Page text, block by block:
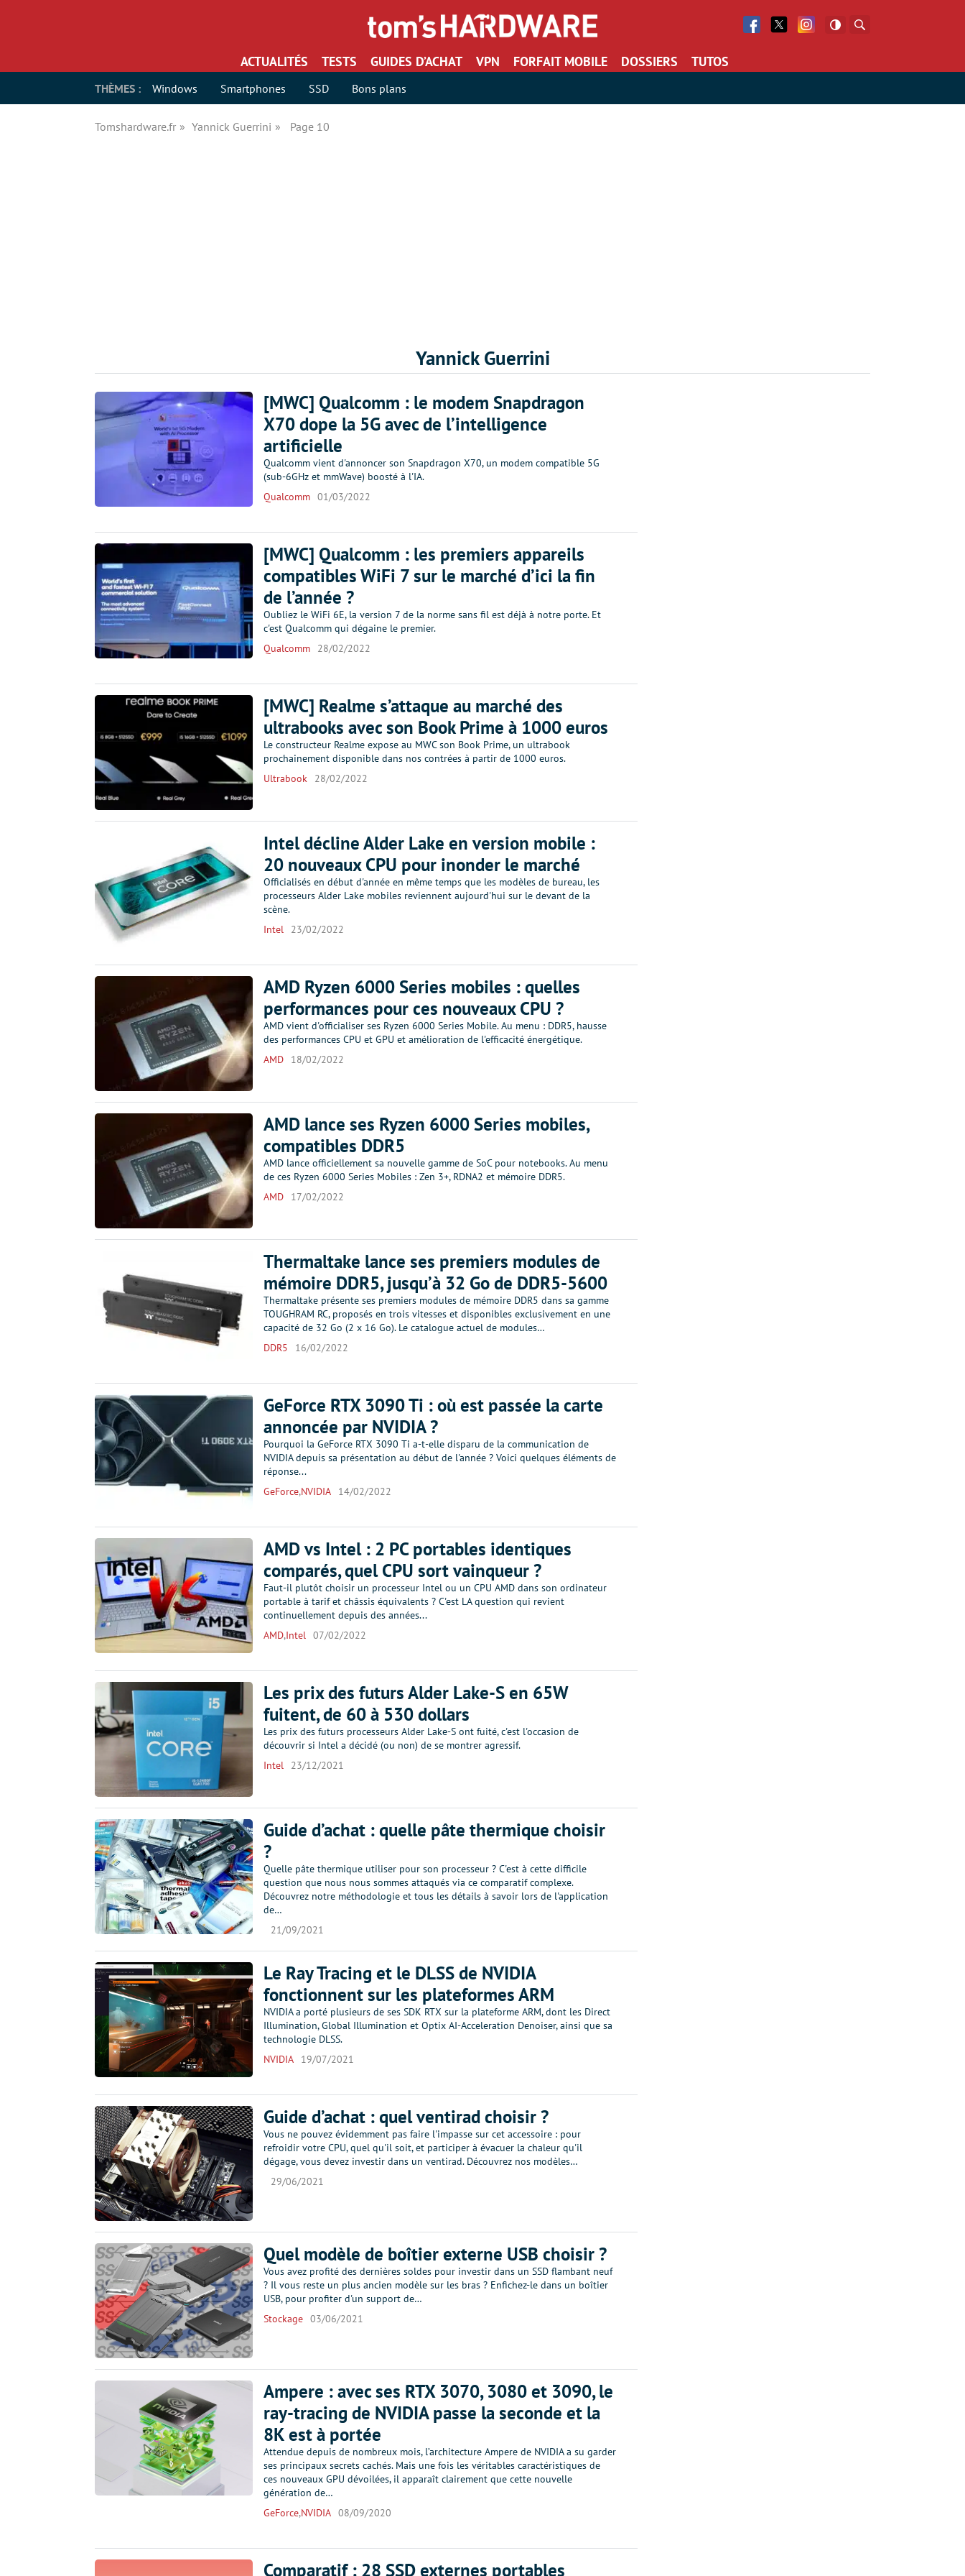
Facebook
Twitter Facebook
ACTUALITÉS TESTS GUIDES D’ACHAT VPN FORFAIT MOBILE DOSSIERS TUTOS
THÈMES : Windows Smartphones SSD Bons plans
Tomshardware.fr Yannick Guerrini Page 10
Yannick Guerrini
[MWC] Qualcomm : le modem Snapdragon
X70 dope la 5G avec de l’intelligence
artificielle
Qualcomm vient d'annoncer son Snapdragon X70, un modem compatible 5G
(sub-6GHz et mmWave) boosté à l'IA.
Qualcomm 01/03/2022
[MWC] Qualcomm : les premiers appareils
compatibles WiFi 7 sur le marché d’ici la fin
de l’année ?
Oubliez le WiFi 6E, la version 7 de la norme sans fil est déjà à notre porte. Et
c'est Qualcomm qui dégaine le premier.
Qualcomm
28/02/2022
[MWC] Realme s’attaque au marché des
ultrabooks avec son Book Prime à 1000 euros
Le constructeur Realme expose au MWC son Book Prime, un ultrabook
prochainement disponible dans nos contrées à partir de 1000 euros.
Ultrabook
28/02/2022
Intel décline Alder Lake en version mobile :
20 nouveaux CPU pour inonder le marché
Officialisés en début d'année en même temps que les modèles de bureau, les
processeurs Alder Lake mobiles reviennent aujourd'hui sur le devant de la
scène.
Intel
23/02/2022
AMD Ryzen 6000 Series mobiles : quelles
performances pour ces nouveaux CPU ?
AMD vient d'officialiser ses Ryzen 6000 Series Mobile. Au menu : DDR5, hausse
des performances CPU et GPU et amélioration de l'efficacité énergétique.
AMD
18/02/2022
AMD lance ses Ryzen 6000 Series mobiles,
compatibles DDR5
AMD lance officiellement sa nouvelle gamme de SoC pour notebooks. Au menu
de ces Ryzen 6000 Series Mobiles : Zen 3+, RDNA2 et mémoire DDR5.
AMD
17/02/2022
Thermaltake lance ses premiers modules de
mémoire DDR5, jusqu’à 32 Go de DDR5-5600
Thermaltake présente ses premiers modules de mémoire DDR5 dans sa gamme
TOUGHRAM RC, proposés en trois vitesses et disponibles exclusivement en une
capacité de 32 Go (2 x 16 Go). Le catalogue actuel de modules…
DDR5
16/02/2022
GeForce RTX 3090 Ti : où est passée la carte
annoncée par NVIDIA ?
Pourquoi la GeForce RTX 3090 Ti a-t-elle disparu de la communication de
NVIDIA depuis sa présentation au début de l'année ? Voici quelques éléments de
réponse...
GeForce,NVIDIA 14/02/2022
AMD vs Intel : 2 PC portables identiques
comparés, quel CPU sort vainqueur ?
Faut-il plutôt choisir un processeur Intel ou un CPU AMD dans son ordinateur
portable à tarif et châssis équivalents ? C'est LA question qui revient
continuellement depuis des années...
AMD,Intel 07/02/2022
Les prix des futurs Alder Lake-S en 65W
fuitent, de 60 à 530 dollars
Les prix des futurs processeurs Alder Lake-S ont fuité, c'est l'occasion de
découvrir si Intel a décidé (ou non) de se montrer agressif.
Intel
23/12/2021
Guide d’achat : quelle pâte thermique choisir
?
Quelle pâte thermique utiliser pour son processeur ? C'est à cette difficile
question que nous nous sommes attaqués via ce comparatif complexe.
Découvrez notre méthodologie et tous les détails à savoir lors de l'application
de…
21/09/2021
Le Ray Tracing et le DLSS de NVIDIA
fonctionnent sur les plateformes ARM
NVIDIA a porté plusieurs de ses SDK RTX sur la plateforme ARM, dont les Direct
Illumination, Global Illumination et Optix AI-Acceleration Denoiser, ainsi que sa
technologie DLSS.
NVIDIA
19/07/2021
Guide d’achat : quel ventirad choisir ?
Vous ne pouvez évidemment pas faire l'impasse sur cet accessoire : pour
refroidir votre CPU, quel qu'il soit, et participer à évacuer la chaleur qu'il
dégage, vous devez investir dans un ventirad. Découvrez nos modèles…
29/06/2021
Quel modèle de boîtier externe USB choisir ?
Vous avez profité des dernières soldes pour investir dans un SSD flambant neuf
? Il vous reste un plus ancien modèle sur les bras ? Enfichez-le dans un boîtier
USB, pour profiter d'un support de…
Stockage 03/06/2021
Ampere : avec ses RTX 3070, 3080 et 3090, le
ray-tracing de NVIDIA passe la seconde et la
8K est à portée
Attendue depuis de nombreux mois, l’architecture Ampere de NVIDIA a su garder
ses principaux secrets cachés. Mais une fois les véritables caractéristiques de
ces nouveaux GPU dévoilées, il apparaît clairement que cette nouvelle
génération de…
GeForce,NVIDIA 08/09/2020
Comparatif : 28 SSD externes portables